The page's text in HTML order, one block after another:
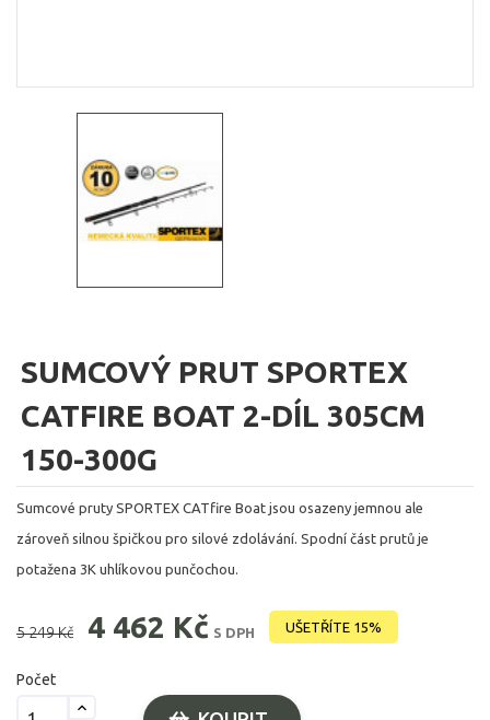
SUMCOVÝ PRUT SPORTEX
CATFIRE BOAT 2-DÍL 305CM
150-300G
Sumcové pruty SPORTEX CATfire Boat jsou osazeny jemnou ale
zároveň silnou špičkou pro silové zdolávání. Spodní část prutů je
potažena 3K uhlíkovou punčochou.
5 249 Kč 4 462 Kč S DPH UŠETŘÍTE 15%
Počet